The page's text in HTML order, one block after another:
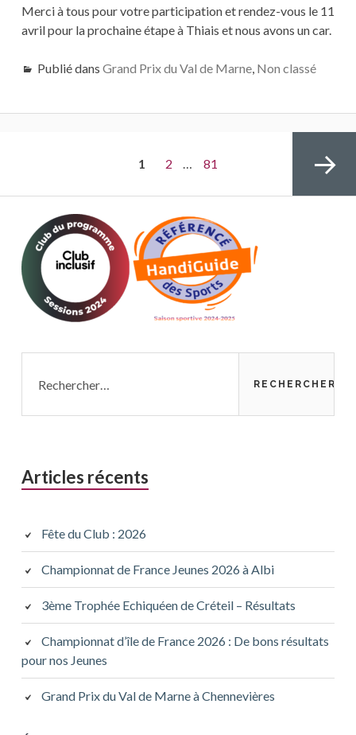
Merci à tous pour votre participation et rendez-vous le 11
avril pour la prochaine étape à Thiais et nous avons un car.
Publié dans Grand Prix du Val de Marne, Non classé
articles
PAGE
1 Page
2 Page
81
Articles récents
Fête du Club : 2026
Championnat de France Jeunes 2026 à Albi
3ème Trophée Echiquéen de Créteil – Résultats
Championnat d’île de France 2026 : De bons résultats
pour nos Jeunes
Grand Prix du Val de Marne à Chennevières